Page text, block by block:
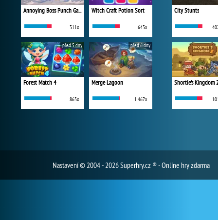
Annoying Boss Punch Game
311x
Witch Craft Potion Sort
643x
Forest Match 4
863x
před 5 dny
Merge Lagoon
1 467x
před 6 dny
City Stunts
Shortie's Kingdom
Nastavení© 2004 - 2026 Superhry.cz ® - Online hry zdarma